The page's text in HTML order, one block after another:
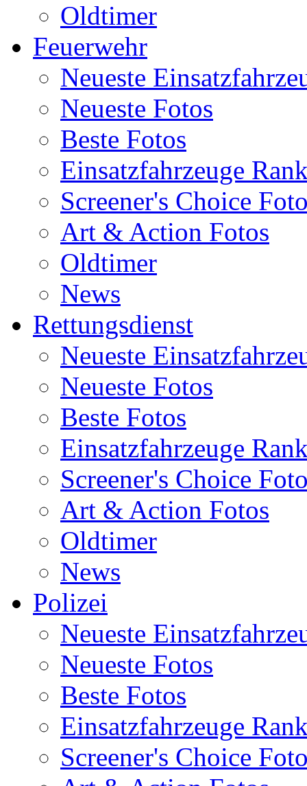
Oldtimer
Feuerwehr
Neueste
Neueste Fotos
Beste Fotos
Einsatzfahrzeuge
Screener's Choice
Art & Action Fotos
Oldtimer
News
Rettungsdienst
Neueste
Neueste Fotos
Beste Fotos
Einsatzfahrzeuge
Screener's Choice
Art & Action Fotos
Oldtimer
News
Polizei
Neueste
Neueste Fotos
Beste Fotos
Einsatzfahrzeuge
Screener's Choice